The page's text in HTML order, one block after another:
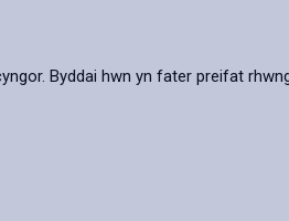
Byddai hwn yn fater preifat